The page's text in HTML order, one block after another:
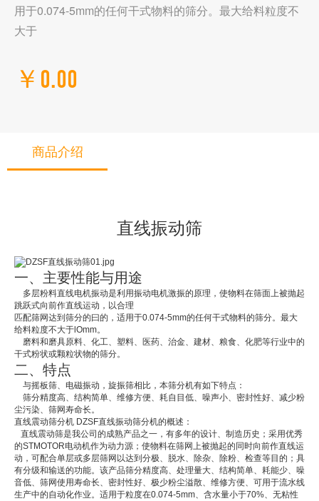
用于0.074-5mm的任何干式物料的筛分。最大给料粒度不
大于
￥0.00
商品介绍
直线振动筛
一、主要性能与用途
多层粉料直线电机振动是利用振动电机激振的原理，使物料在筛面上被抛起
跳跃式向前作直线运动，以合理
匹配筛网达到筛分的曰的，适用于0.074-5mm的任何干式物料的筛分。最大
给料粒度不大于lOmm。
磨料和磨具原料、化工、塑料、医药、治金、建材、粮食、化肥等行业中的
干式粉状或颗粒状物的筛分。
二、特点
与摇板筛、电磁振动，旋振筛相比，本筛分机有如下特点：
筛分精度高、结构简单、维修方便、耗自目低、噪声小、密封性好、减少粉
尘污染、筛网寿命长。
直线震动筛分机 DZSF直线振动筛分机的概述：
直线震动筛是我公司的成熟产品之一，有多年的设计、制造历史；采用优秀
的STMOTOR电动机作为动力源；使物料在筛网上被抛起的同时向前作直线运
动，可配合单层或多层筛网以达到分极、脱水、除杂、除粉、检查等目的；具
有分级和输送的功能。该产品筛分精度高、处理量大、结构简单、耗能少、噪
音低、筛网使用寿命长、密封性好、极少粉尘溢散、维修方便、可用于流水线
生产中的自动化作业。适用于粒度在0.074-5mm、含水量小于70%、无粘性